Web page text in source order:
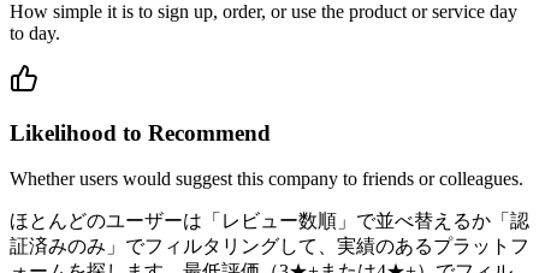
How simple it is to sign up, order, or use the product or service day
to day.
Likelihood to Recommend
Whether users would suggest this company to friends or colleagues.
ほとんどのユーザーは「レビュー数順」で並べ替えるか「認
証済みのみ」でフィルタリングして、実績のあるプラットフ